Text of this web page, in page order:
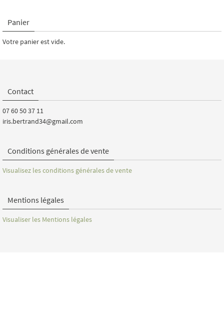
Panier
Votre panier est vide.
Contact
07 60 50 37 11
iris.bertrand34@gmail.com
Conditions générales de vente
Visualisez les conditions générales de vente
Mentions légales
Visualiser les Mentions légales